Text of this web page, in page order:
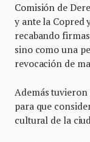
Comisión de
y ante la Copred
recabando
sino como una
revocación de
Además
para que
cultural de la